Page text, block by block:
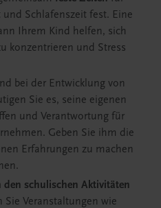
und Schlafenszeit fest. Eine
Ihrem Kind helfen, sich
konzentrieren und Stress
bei der Entwicklung von
Sie es, seine eigenen
und Verantwortung für
Geben Sie ihm die
Erfahrungen zu machen
den schulischen Aktivitäten
Sie Veranstaltungen wie